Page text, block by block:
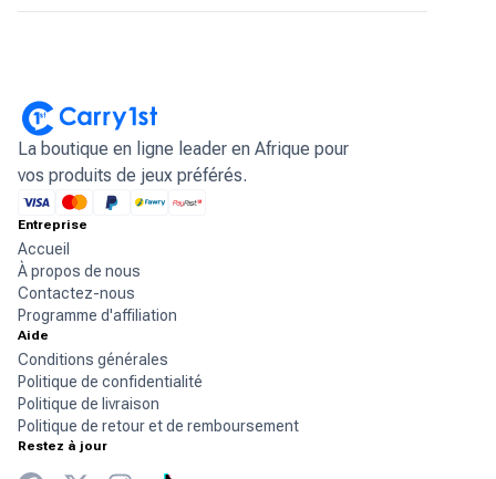
La boutique en ligne leader en Afrique pour
vos produits de jeux préférés.
Entreprise
Accueil
À propos de nous
Contactez-nous
Programme d'affiliation
Aide
Conditions générales
Politique de confidentialité
Politique de livraison
Politique de retour et de remboursement
Restez à jour